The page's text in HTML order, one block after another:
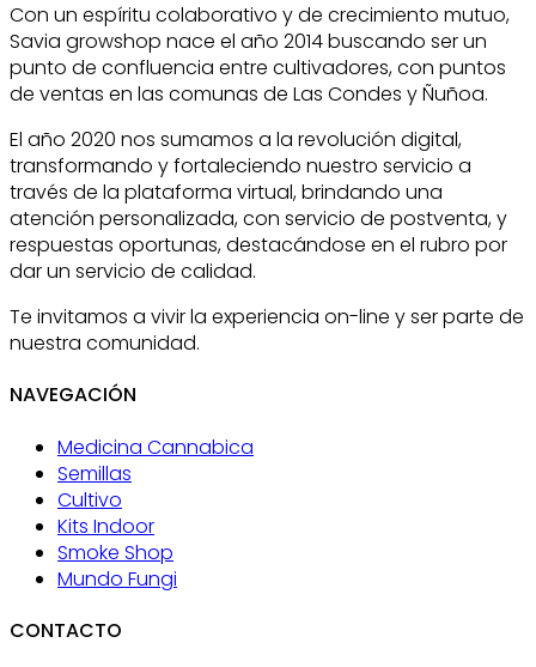
Con un espíritu colaborativo y de crecimiento mutuo,
Savia growshop nace el año 2014 buscando ser un
punto de confluencia entre cultivadores, con puntos
de ventas en las comunas de Las Condes y Ñuñoa.
El año 2020 nos sumamos a la revolución digital,
transformando y fortaleciendo nuestro servicio a
través de la plataforma virtual, brindando una
atención personalizada, con servicio de postventa, y
respuestas oportunas, destacándose en el rubro por
dar un servicio de calidad.
Te invitamos a vivir la experiencia on-line y ser parte de
nuestra comunidad.
NAVEGACIÓN
Medicina Cannabica
Semillas
Cultivo
Kits Indoor
Smoke Shop
Mundo Fungi
CONTACTO